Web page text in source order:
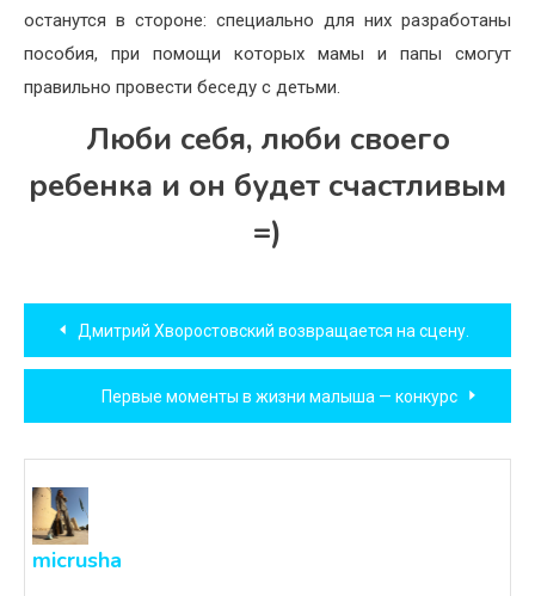
останутся в стороне: специально для них разработаны
пособия, при помощи которых мамы и папы смогут
правильно провести беседу с детьми.
Люби себя, люби своего
ребенка и он будет счастливым
=)
Навигация
по
записям
Дмитрий Хворостовский возвращается на сцену.
Первые моменты в жизни малыша — конкурс
micrusha